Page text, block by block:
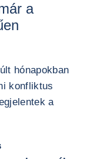
a
hónapokban
konfliktus
a